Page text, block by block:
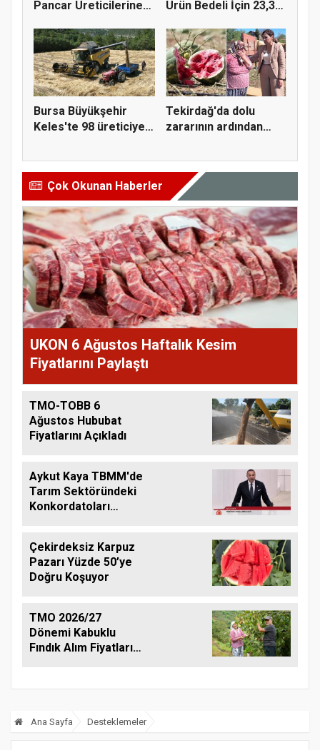
Pancar Üreticilerine
Ürün Bedeli İçin 23,3
Bursa Büyükşehir
Keles'te 98 üreticiye
Tekirdağ'da dolu
zararının ardından
Çok Okunan Haberler
UKON 6 Ağustos Haftalık Kesim
Fiyatlarını Paylaştı
TMO-TOBB 6
Ağustos Hububat
Fiyatlarını Açıkladı
Aykut Kaya TBMM'de
Tarım Sektöründeki
Konkordatoları
Çekirdeksiz Karpuz
Pazarı Yüzde 50’ye
Doğru Koşuyor
TMO 2026/27
Dönemi Kabuklu
Fındık Alım Fiyatlarını
Ana Sayfa Desteklemeler